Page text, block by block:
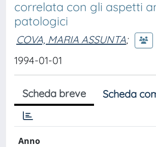
correlata con gli aspetti
patologici
COVA, MARIA ASSUNTA;
1994-01-01
Scheda breve Scheda
Anno